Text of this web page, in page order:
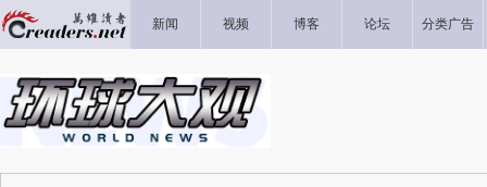
新闻 视频 博客 论坛 分类广告